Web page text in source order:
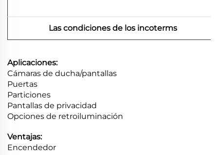
Las condiciones de los incoterms
Aplicaciones:
Cámaras de ducha/pantallas
Puertas
Particiones
Pantallas de privacidad
Opciones de retroiluminación
Ventajas:
Encendedor